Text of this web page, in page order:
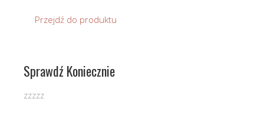
Przejdź do produktu
Sprawdź Koniecznie
zzzzz